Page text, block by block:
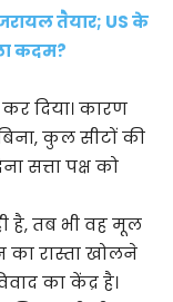
तैयार; US के
कदम?
दिया। कारण
कुल सीटों की
सत्ता पक्ष को
है, तब भी वह मूल
रास्ता खोलने
का केंद्र है।